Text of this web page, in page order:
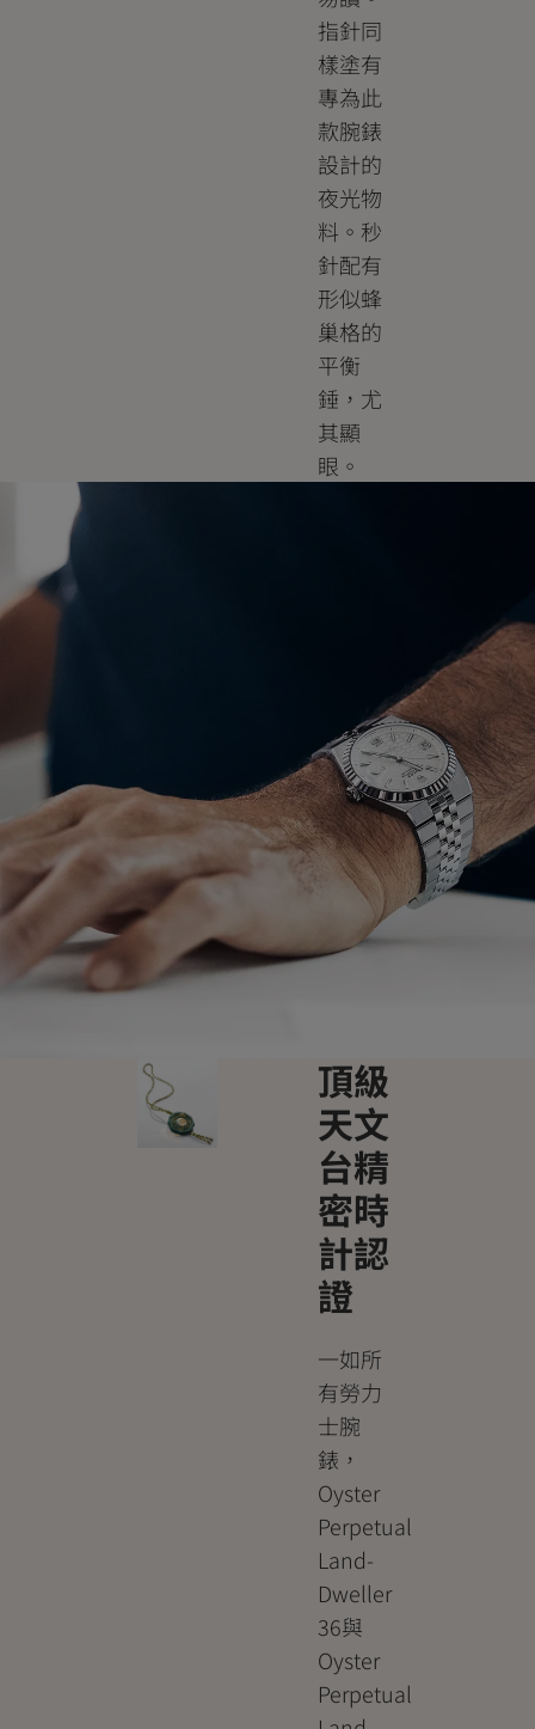
指針同
樣塗有
專為此
款腕錶
設計的
夜光物
料。秒
針配有
形似蜂
巢格的
平衡
錘，尤
其顯
眼。
頂級
天文
台精
密時
計認
證
一如所
有勞力
士腕
錶，
Oyster
Perpetual
Land-
Dweller
36與
Oyster
Perpetual